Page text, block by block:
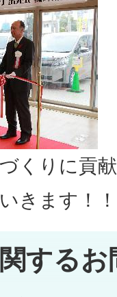
くりに貢
きます！！
する